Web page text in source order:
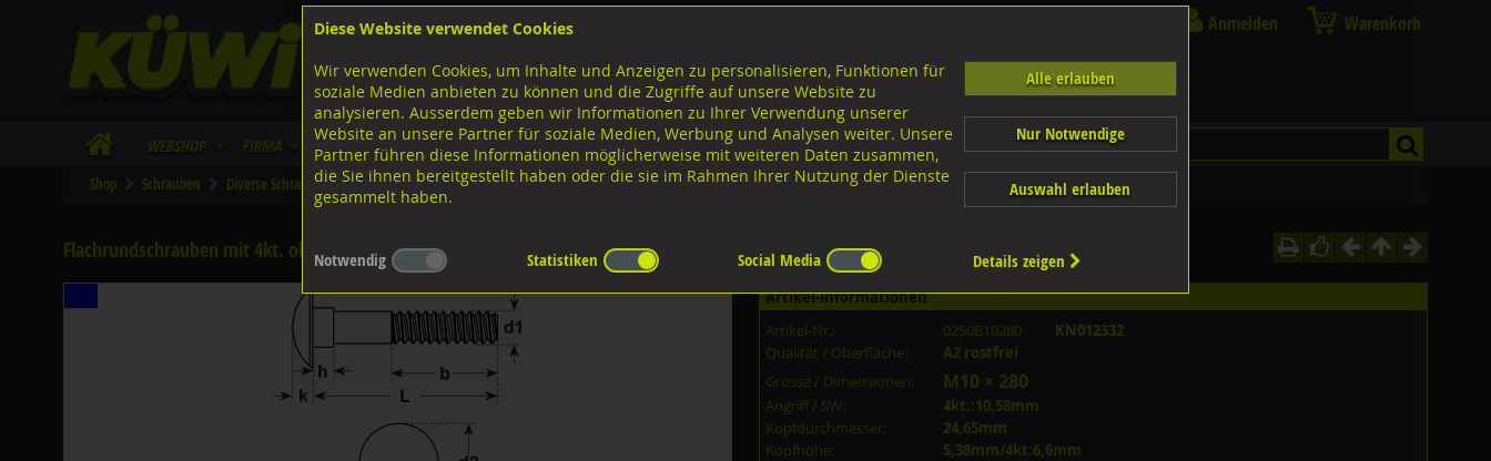
Lagerstrasse 8
Tel. 043 455 20 30
FB
IG
WebShop Firma Lieferinfo Infos/Downloads
Anmelden Warenkorb
Shop Schrauben Diverse Schrauben M-Gewinde Diverse Ausführungen M-Gewinde Flachrundschrauben A2 rostfrei
Flachrundschrauben mit 4kt. ohne MU, DIN603 A2 rostfrei M10x280
Artikel-Informationen
Artikel-Nr.:
0250B10280
KN012332
Qualität / Oberfläche:
A2 rostfrei
Grösse / Dimensionen:
M10 × 280
Angriff / SW:
4kt.:10,58mm
Kopfdurchmesser:
24,65mm
Kopfhöhe:
5,38mm/4kt:6,6mm
Diese Website verwendet Cookies
Wir verwenden Cookies, um Inhalte und Anzeigen zu personalisieren, Funktionen für
soziale Medien anbieten zu können und die Zugriffe auf unsere Website zu
analysieren. Ausserdem geben wir Informationen zu Ihrer Verwendung unserer
Website an unsere Partner für soziale Medien, Werbung und Analysen weiter. Unsere
Partner führen diese Informationen möglicherweise mit weiteren Daten zusammen,
die Sie ihnen bereitgestellt haben oder die sie im Rahmen Ihrer Nutzung der Dienste
gesammelt haben.
Alle erlauben
Nur Notwendige
Auswahl erlauben
Notwendig Statistiken Social Media Details zeigen